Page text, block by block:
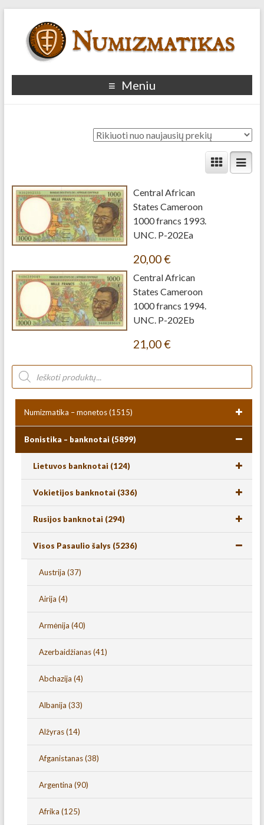
Meniu
Central African
States Cameroon
1000 francs 1993.
UNC. P-202Ea
20,00€
Central African
States Cameroon
1000 francs 1994.
UNC. P-202Eb
21,00€
Numizmatika – monetos(1515)
Bonistika – banknotai (5899)
Lietuvos banknotai (124)
Vokietijos banknotai (336)
Rusijos banknotai (294)
Visos Pasaulio šalys (5236)
Austrija (37)
Airija (4)
Armėnija (40)
Azerbaidžianas(41)
Abchazija (4)
Albanija (33)
Alžyras(14)
Afganistanas(38)
Argentina (90)
Afrika (125)